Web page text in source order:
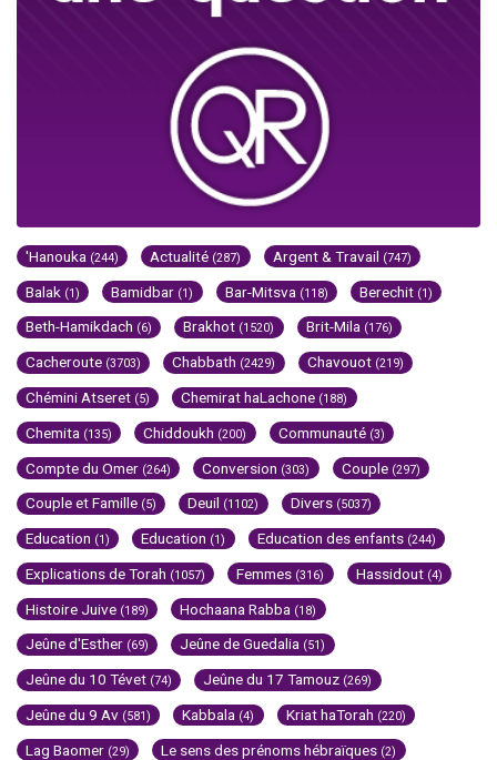
'Hanouka (244) Actualité (287) Argent & Travail (747)
Balak (1) Bamidbar (1) Bar-Mitsva (118) Berechit (1)
Beth-Hamikdach (6) Brakhot (1520) Brit-Mila (176)
Cacheroute (3703) Chabbath (2429) Chavouot (219)
Chémini Atseret (5) Chemirat haLachone (188)
Chemita (135) Chiddoukh (200) Communauté (3)
Compte du Omer (264) Conversion (303) Couple (297)
Couple et Famille (5) Deuil (1102) Divers (5037)
Education (1) Education (1) Education des enfants (244)
Explications de Torah (1057) Femmes (316) Hassidout (4)
Histoire Juive (189) Hochaana Rabba (18)
Jeûne d'Esther (69) Jeûne de Guedalia (51)
Jeûne du 10 Tévet (74) Jeûne du 17 Tamouz (269)
Jeûne du 9 Av (581) Kabbala (4) Kriat haTorah (220)
Lag Baomer (29) Le sens des prénoms hébraïques (2)